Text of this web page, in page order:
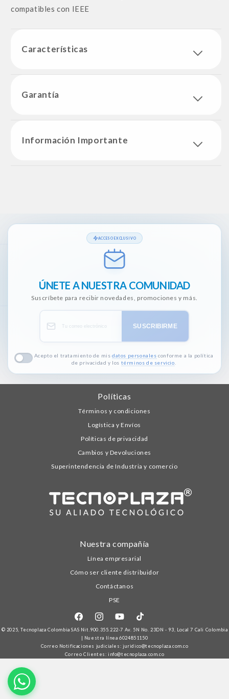
compatibles con IEEE
Características
Garantía
Información Importante
ACCESO EXCLUSIVO
ÚNETE A NUESTRA COMUNIDAD
Suscríbete para recibir novedades, promociones y más.
SUSCRIBIRME
Acepto el tratamiento de mis datos personales conforme a la política
de privacidad y los términos de servicio
Políticas
Términos y condiciones
Logística y Envíos
Políticas de privacidad
Cambios y Devoluciones
Superintendencia de Industria y comercio
Nuestra compañía
Línea empresarial
Cómo ser cliente distribuidor
Contáctanos
PSE
FacebookInstagram
YouTube
© 2025,Tecnoplaza Colombia SAS Nit.900.355.222-7 Av. 5N No. 23DN - 93, Local 7 Cali Colombia
| Nuestra línea6024851150
Correo Notificaciones judiciales: juridico@tecnoplaza.com.co
Correo Clientes: info@tecnoplaza.com.co